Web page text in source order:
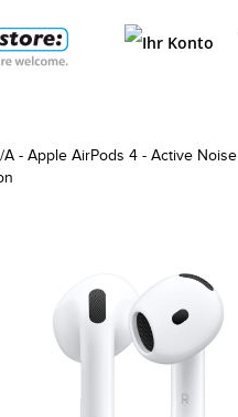
A - Apple AirPods 4 - Active Noise